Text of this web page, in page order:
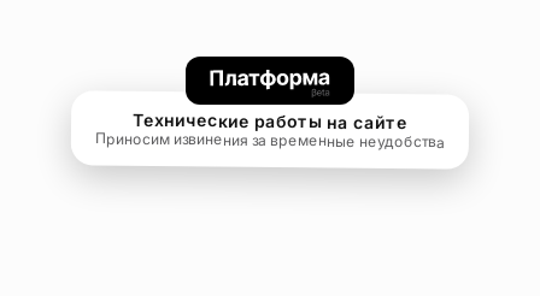
Технические работы на сайте
Приносим извинения за временные неудобства